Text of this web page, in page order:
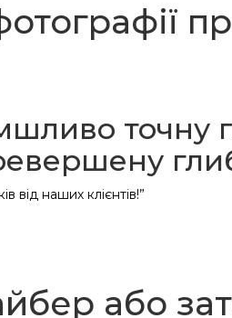
точну
від наших клієнтів!”
або